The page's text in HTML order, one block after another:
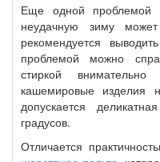
Еще одной проблемой
неудачную зиму
рекомендуется
проблемой можно
стиркой внимательно
кашемировые изделия
допускается
градусов.
Отличается